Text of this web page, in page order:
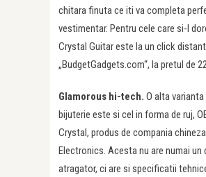
chitara finuta ce iti va completa
vestimentar. Pentru cele care si-l
Crystal Guitar este la un click
„BudgetGadgets.com“, la pretul de
Glamorous hi-tech. O alta varianta
bijuterie este si cel in forma de ruj,
Crystal, produs de compania
Electronics. Acesta nu are numai un
atragator, ci are si specificatii